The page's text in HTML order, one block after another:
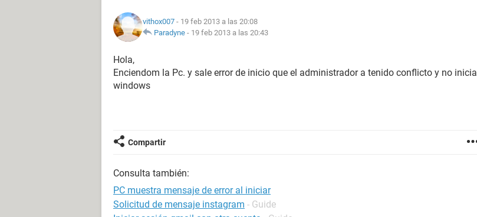
vithox007 - 19 feb 2013 a las 20:08
Paradyne - 19 feb 2013 a las 20:43
Hola,
Enciendom la Pc. y sale error de inicio que el administrador a tenido conflicto y no inicia
windows
Compartir
Consulta también:
PC muestra mensaje de error al iniciar
Solicitud de mensaje instagram - Guide